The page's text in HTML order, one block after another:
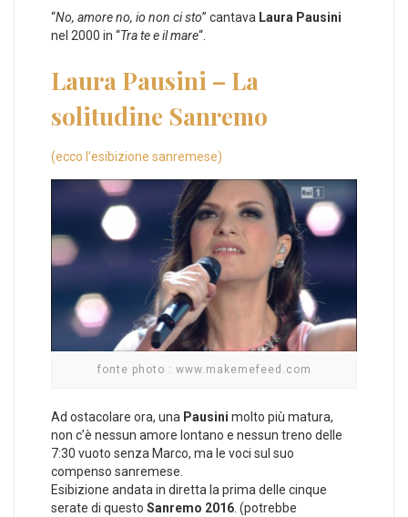
“No, amore no, io non ci sto” cantava Laura Pausini
nel 2000 in “Tra te e il mare“.
Laura Pausini – La
solitudine Sanremo
(ecco l’esibizione sanremese)
fonte photo : www.makemefeed.com
Ad ostacolare ora, una Pausini molto più matura,
non c’è nessun amore lontano e nessun treno delle
7:30 vuoto senza Marco, ma le voci sul suo
compenso sanremese.
Esibizione andata in diretta la prima delle cinque
serate di questo Sanremo 2016 . (potrebbe